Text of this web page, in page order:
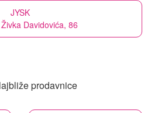
JYSK
Davidovića, 86
prodavnice